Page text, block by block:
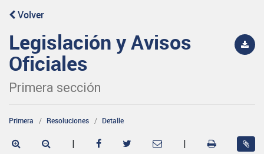
Volver
Legislación y Avisos
Oficiales
Primera sección
Primera Resoluciones Detalle
| |